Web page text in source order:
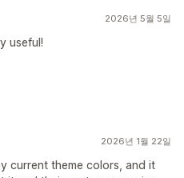
2026년 5월 5일
useful!
2026년 1월 22일
current theme colors, and it